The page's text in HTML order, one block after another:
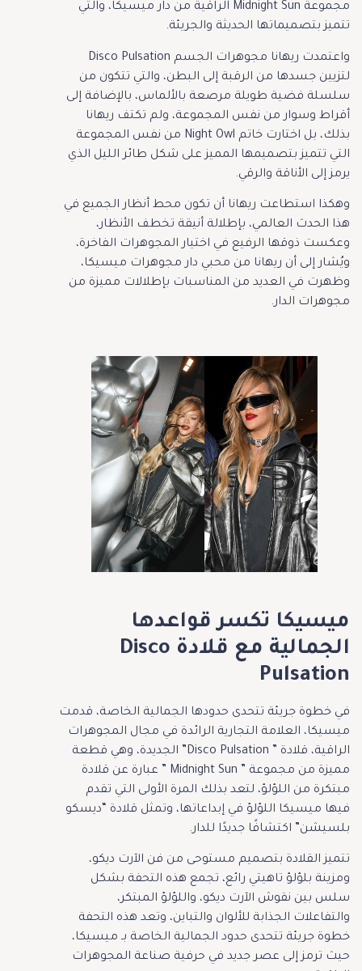
مجموعة Midnight Sun الراقية من دار ميسيكا، والتي
تتميز بتصميماتها الحديثة والجريئة.
واعتمدت ريهانا مجوهرات الجسم Disco Pulsation
لتزيين جسدها من الرقبة إلى البطن، والتي تتكون من
سلسلة فضية طويلة مرصعة بالألماس، بالإضافة إلى
أقراط وسوار من نفس المجموعة، ولم تكتف ريهانا
بذلك، بل اختارت خاتم Night Owl من نفس المجموعة
التي تتميز بتصميمها المميز على شكل طائر الليل الذي
يرمز إلى الأناقة والرقي.
وهكذا استطاعت ريهانا أن تكون محط أنظار الجميع في
هذا الحدث العالمي، بإطلالة أنيقة تخطف الأنظار،
وعكست ذوقها الرفيع في اختيار المجوهرات الفاخرة،
ويُشار إلى أن ريهانا من محبي دار مجوهرات ميسيكا،
وظهرت في العديد من المناسبات بإطلالات مميزة من
مجوهرات الدار.
ميسيكا تكسر قواعدها
الجمالية مع قلادة Disco
Pulsation
في خطوة جريئة تتحدى حدودها الجمالية الخاصة، قدمت
ميسيكا، العلامة التجارية الرائدة في مجال المجوهرات
الراقية، قلادة ” Disco Pulsation” الجديدة، وهي قطعة
مميزة من مجموعة ” Midnight Sun ” عبارة عن قلادة
مبتكرة من اللؤلؤ، لتعد بذلك المرة الأولى التي تقدم
فيها ميسيكا اللؤلؤ في إبداعاتها، وتمثل قلادة “ديسكو
بلسيشن” اكتشافًا جديدًا للدار.
تتميز القلادة بتصميم مستوحى من فن الآرت ديكو،
ومزينة بلؤلؤ تاهيتي رائع، تجمع هذه التحفة بشكل
سلس بين نقوش الآرت ديكو، واللؤلؤ المبتكر،
والتفاعلات الجذابة للألوان والتباين، وتعد هذه التحفة
خطوة جريئة تتحدى حدود الجمالية الخاصة بـ ميسيكا،
حيث ترمز إلى عصر جديد في حرفية صناعة المجوهرات